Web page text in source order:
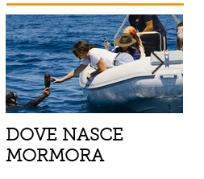
DOVE NASCE
MORMORA